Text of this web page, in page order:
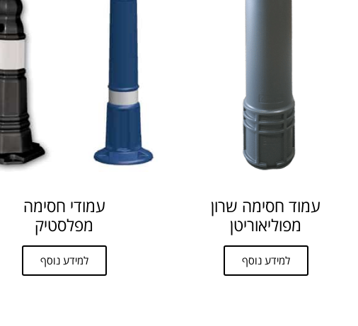
עמוד חסימה שרון
מפוליאוריטן
למידע נוסף
עמודי חסימה
מפלסטיק
למידע נוסף